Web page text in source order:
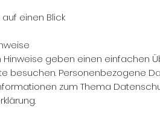
auf einen Blick
geben einen einfachen
besuchen. Personenbezogene
zum Thema